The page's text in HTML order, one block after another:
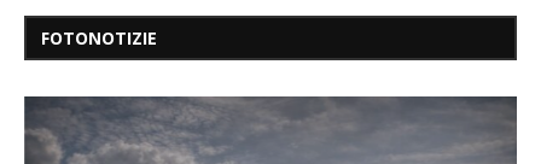
FOTONOTIZIE